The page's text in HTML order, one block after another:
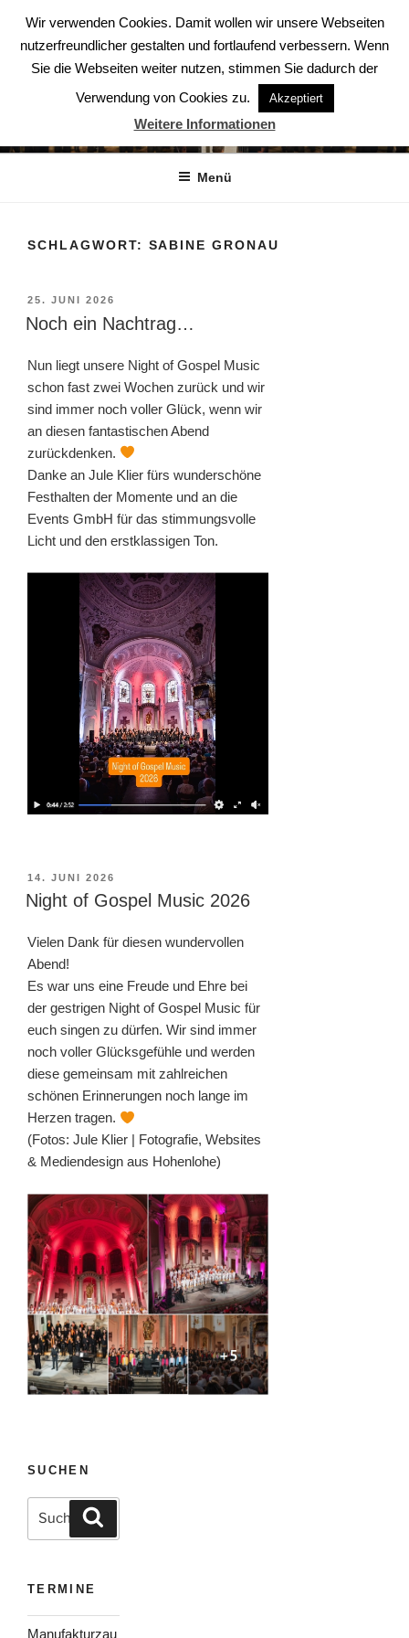
Inhalt
springen
ABENDSTERNE – DER CHOR
Der Chor aus Ludwigsburg
Menü
SCHLAGWORT: SABINE GRONAU
VERÖFFENTLICHT
AM
25. JUNI 2026
Noch ein Nachtrag…
Nun liegt unsere Night of Gospel Music
schon fast zwei Wochen zurück und wir
sind immer noch voller Glück, wenn wir
an diesen fantastischen Abend
zurückdenken.
Danke an Jule Klier fürs wunderschöne
Festhalten der Momente und an die
Events GmbH für das stimmungsvolle
Licht und den erstklassigen Ton.
VERÖFFENTLICHT
AM
14. JUNI 2026
Night of Gospel Music 2026
Vielen Dank für diesen wundervollen
Abend!
Es war uns eine Freude und Ehre bei
der gestrigen Night of Gospel Music für
euch singen zu dürfen. Wir sind immer
noch voller Glücksgefühle und werden
diese gemeinsam mit zahlreichen
schönen Erinnerungen noch lange im
Herzen tragen.
(Fotos: Jule Klier | Fotografie, Websites
& Mediendesign aus Hohenlohe)
SUCHEN
nach:
TERMINE
Manufakturzau
Wir verwenden Cookies. Damit wollen wir unsere Webseiten
nutzerfreundlicher gestalten und fortlaufend verbessern. Wenn
Sie die Webseiten weiter nutzen, stimmen Sie dadurch der
Verwendung von Cookies zu.
Akzeptiert
Weitere Informationen